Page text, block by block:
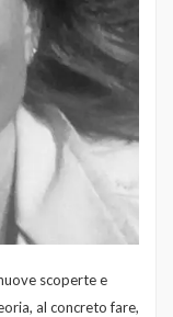
scoperte e
al concreto fare,